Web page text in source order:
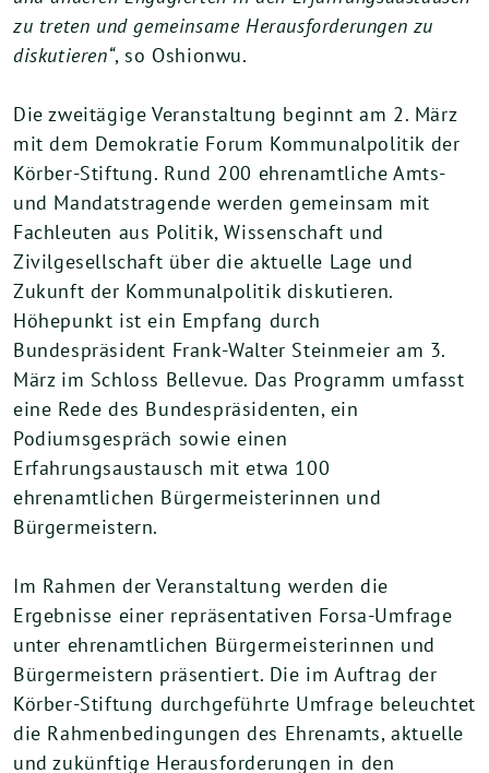
zu treten und gemeinsame Herausforderungen zu
diskutieren“, so Oshionwu.
Die zweitägige Veranstaltung beginnt am 2. März
mit dem Demokratie Forum Kommunalpolitik der
Körber-Stiftung. Rund 200 ehrenamtliche Amts-
und Mandatstragende werden gemeinsam mit
Fachleuten aus Politik, Wissenschaft und
Zivilgesellschaft über die aktuelle Lage und
Zukunft der Kommunalpolitik diskutieren.
Höhepunkt ist ein Empfang durch
Bundespräsident Frank-Walter Steinmeier am 3.
März im Schloss Bellevue. Das Programm umfasst
eine Rede des Bundespräsidenten, ein
Podiumsgespräch sowie einen
Erfahrungsaustausch mit etwa 100
ehrenamtlichen Bürgermeisterinnen und
Bürgermeistern.
Im Rahmen der Veranstaltung werden die
Ergebnisse einer repräsentativen Forsa-Umfrage
unter ehrenamtlichen Bürgermeisterinnen und
Bürgermeistern präsentiert. Die im Auftrag der
Körber-Stiftung durchgeführte Umfrage beleuchtet
die Rahmenbedingungen des Ehrenamts, aktuelle
und zukünftige Herausforderungen in den